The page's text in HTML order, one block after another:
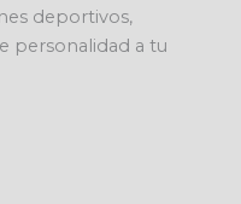
deportivos,
personalidad a tu